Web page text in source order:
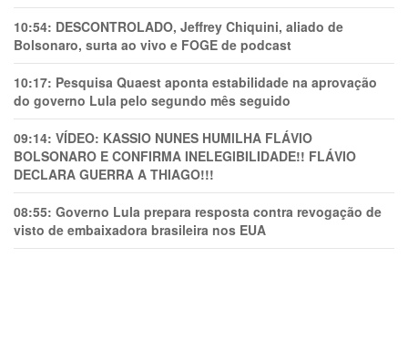
10:54: DESCONTROLADO, Jeffrey Chiquini, aliado de
Bolsonaro, surta ao vivo e FOGE de podcast
10:17: Pesquisa Quaest aponta estabilidade na aprovação
do governo Lula pelo segundo mês seguido
09:14: VÍDEO: KASSIO NUNES HUMlLHA FLÁVIO
BOLSONARO E CONFIRMA INELEGIBILIDADE!! FLÁVIO
DECLARA GUERRA A THIAGO!!!
08:55: Governo Lula prepara resposta contra revogação de
visto de embaixadora brasileira nos EUA